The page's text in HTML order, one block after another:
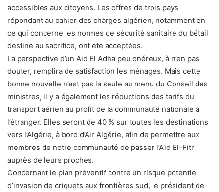
accessibles aux citoyens. Les offres de trois pays
répondant au cahier des charges algérien, notamment en
ce qui concerne les normes de sécurité sanitaire du bétail
destiné au sacrifice, ont été acceptées.
La perspective d’un Aid El Adha peu onéreux, à n’en pas
douter, remplira de satisfaction les ménages. Mais cette
bonne nouvelle n’est pas la seule au menu du Conseil des
ministres, il y a également les réductions des tarifs du
transport aérien au profit de la communauté nationale à
l’étranger. Elles seront de 40 % sur toutes les destinations
vers l’Algérie, à bord d’Air Algérie, afin de permettre aux
membres de notre communauté de passer l’Aïd El-Fitr
auprès de leurs proches.
Concernant le plan préventif contre un risque potentiel
d’invasion de criquets aux frontières sud, le président de